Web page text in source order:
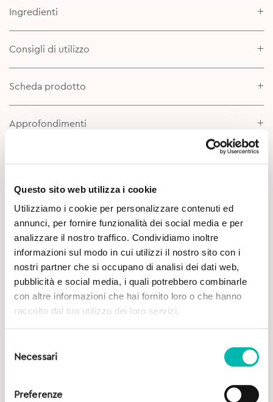
Questo sito web utilizza i cookie
Utilizziamo i cookie per personalizzare contenuti ed
annunci, per fornire funzionalità dei social media e per
analizzare il nostro traffico. Condividiamo inoltre
informazioni sul modo in cui utilizzi il nostro sito con i
nostri partner che si occupano di analisi dei dati web,
pubblicità e social media, i quali potrebbero combinarle
con altre informazioni che hai fornito loro o che hanno
raccolto dal tuo utilizzo dei loro servizi.
delNecessari
Preferenze
Ingredienti
Consigli di utilizzo
Scheda prodotto
Approfondimenti
Potrebbe Interessarti